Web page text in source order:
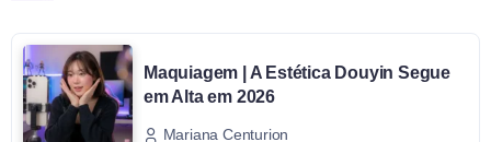
Maquiagem | A Estética Douyin Segue
em Alta em 2026
Mariana Centurion